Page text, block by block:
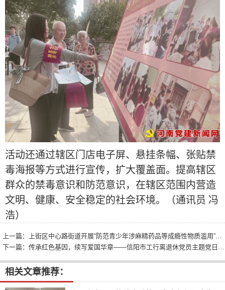
活动还通过辖区门店电子屏、悬挂条幅、张贴禁
毒海报等方式进行宣传，扩大覆盖面。提高辖区
群众的禁毒意识和防范意识，在辖区范围内营造
文明、健康、安全稳定的社会环境。（通讯员 冯
浩）
上一篇：
上街区中心路街道开展“防范青少年涉麻精药品等成瘾性物质滥用”主题活动
下一篇： 传承红色基因，续写爱国华章——信阳市工行离退休党员主题党日教育活动纪实
相关文章推荐：